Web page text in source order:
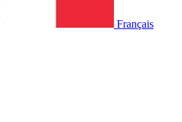
Français